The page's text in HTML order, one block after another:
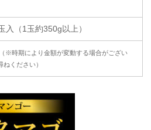
入（1玉約350g以上）
※時期により金額が変動する場合がござい
ねください）